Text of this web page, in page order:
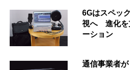
6Gはスペッ
視へ 進化を
ーション
通信事業者